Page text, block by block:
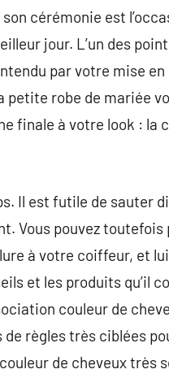
cérémonie est
jour. L’un des
par votre mise
petite robe de mariée
finale à votre look : la
Il est futile de sauter
Vous pouvez
à votre coiffeur, et
et les produits qu’il
couleur de
de règles très ciblées
de cheveux très